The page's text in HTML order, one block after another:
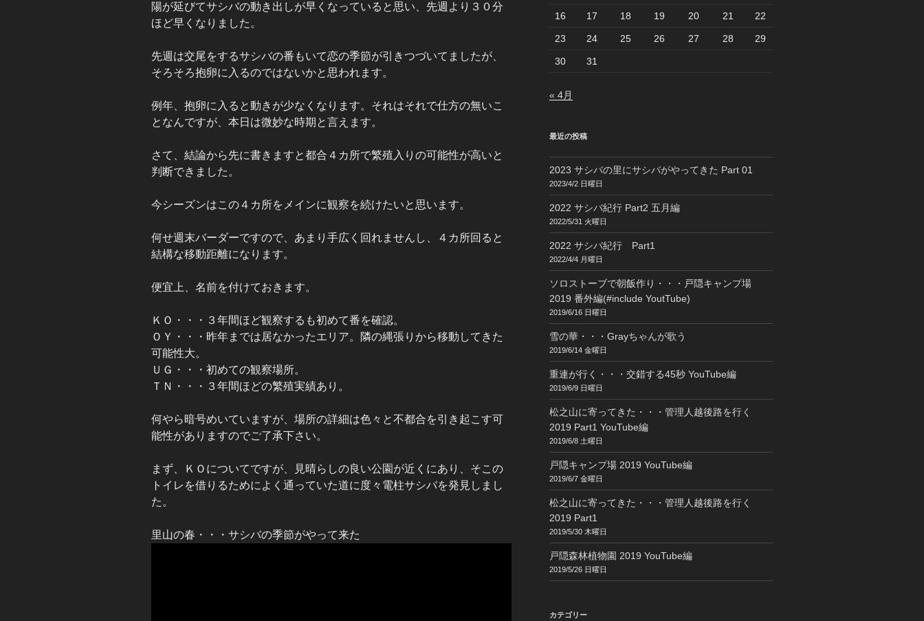
陽が延びてサシバの動き出しが早くなっていると思い、先週より３０分
ほど早くなりました。
先週は交尾をするサシバの番もいて恋の季節が引きつづいてましたが、
そろそろ抱卵に入るのではないかと思われます。
例年、抱卵に入ると動きが少なくなります。それはそれで仕方の無いこ
となんですが、本日は微妙な時期と言えます。
さて、結論から先に書きますと都合４カ所で繁殖入りの可能性が高いと
判断できました。
今シーズンはこの４カ所をメインに観察を続けたいと思います。
何せ週末バーダーですので、あまり手広く回れませんし、４カ所回ると
結構な移動距離になります。
便宜上、名前を付けておきます。
ＫＯ・・・３年間ほど観察するも初めて番を確認。
ＯＹ・・・昨年までは居なかったエリア。隣の縄張りから移動してきた
可能性大。
ＵＧ・・・初めての観察場所。
ＴＮ・・・３年間ほどの繁殖実績あり。
何やら暗号めいていますが、場所の詳細は色々と不都合を引き起こす可
能性がありますのでご了承下さい。
まず、ＫＯについてですが、見晴らしの良い公園が近くにあり、そこの
トイレを借りるためによく通っていた道に度々電柱サシバを発見しまし
た。
里山の春・・・サシバの季節がやって来た
16 17 18 19 20 21 22
23 24 25 26 27 28 29
30 31
« 4月
最近の投稿
2023 サシバの里にサシバがやってきた Part 01
2023/4/2 日曜日
2022 サシバ紀行 Part2 五月編
2022/5/31 火曜日
2022 サシバ紀行 Part1
2022/4/4 月曜日
ソロストーブで朝飯作り・・・戸隠キャンプ場
2019 番外編(#include YoutTube)
2019/6/16 日曜日
雪の華・・・Grayちゃんが歌う
2019/6/14 金曜日
重連が行く・・・交錯する45秒 YouTube編
2019/6/9 日曜日
松之山に寄ってきた・・・管理人越後路を行く
2019 Part1 YouTube編
2019/6/8 土曜日
戸隠キャンプ場 2019 YouTube編
2019/6/7 金曜日
松之山に寄ってきた・・・管理人越後路を行く
2019 Part1
2019/5/30 木曜日
戸隠森林植物園 2019 YouTube編
2019/5/26 日曜日
カテゴリー